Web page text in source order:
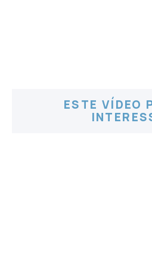
ESTE VÍDEO